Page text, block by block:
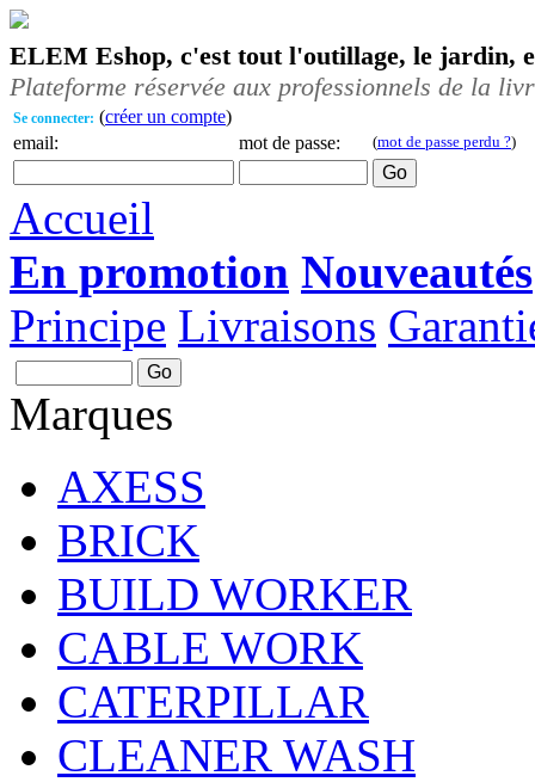
ELEM Eshop, c'est tout l'outillage, le jardin,
Plateforme réservée aux professionnels de la
Se connecter: (créer un compte)
email:
mot de passe: (mot de passe perdu ?)
Accueil
En promotion Nouveautés
Principe Livraisons
Marques
AXESS
BRICK
BUILD WORKER
CABLE WORK
CATERPILLAR
CLEANER WASH